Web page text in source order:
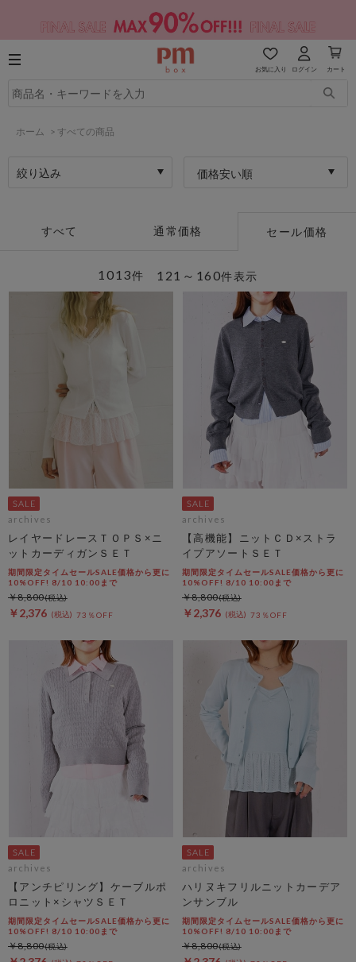
お気に入り ログイン カート
ホーム > すべての商品
絞り込み 価格安い順
すべて 通常価格 セール価格
121～160件表示
1013件
archives
レイヤードレースＴＯＰＳ×ニ
ットカーディガンＳＥＴ
期間限定タイムセールSALE価格から更に
10%OFF! 8/10 10:00まで
￥2,376 73％OFF
￥8,800
archives
【高機能】ニットＣＤ×ストラ
イプアソートＳＥＴ
期間限定タイムセールSALE価格から更に
10%OFF! 8/10 10:00まで
￥2,376 73％OFF
￥8,800
archives
【アンチピリング】ケーブルポ
ロニット×シャツＳＥＴ
期間限定タイムセールSALE価格から更に
10%OFF! 8/10 10:00まで
￥8,800
archives
ハリヌキフリルニットカーデア
ンサンブル
期間限定タイムセールSALE価格から更に
10%OFF! 8/10 10:00まで
￥8,800